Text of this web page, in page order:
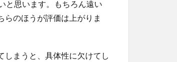
と思います。もちろん遠い
のほうが評価は上がりま
まうと、具体性に欠けてし